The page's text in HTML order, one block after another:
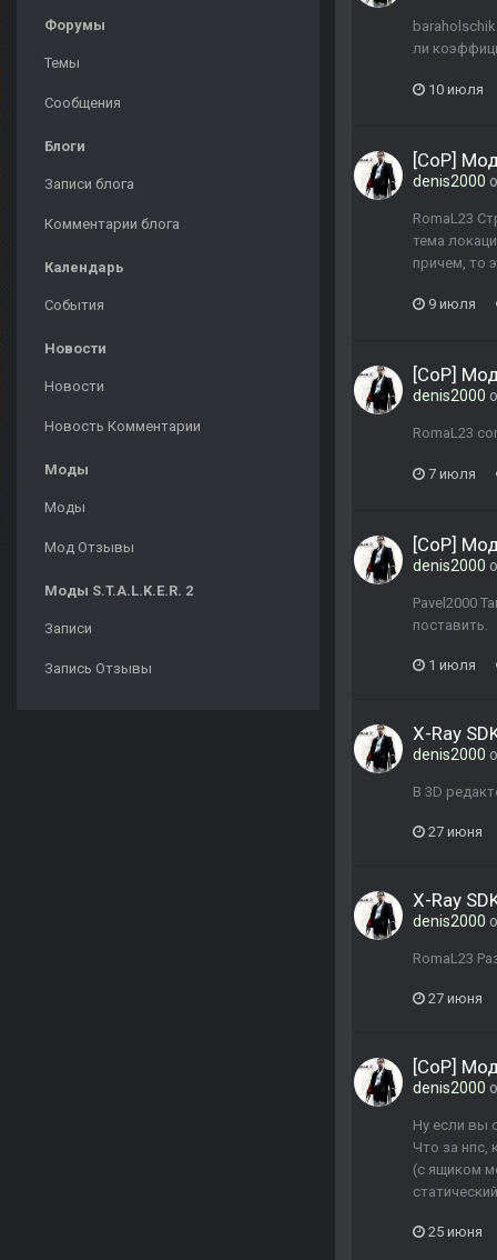
Форумы
Темы
Сообщения
Блоги
Записи блога
Комментарии блога
Календарь
События
Новости
Новости
Новость Комментарии
Моды
Моды
Мод Отзывы
Моды S.T.A.L.K.E.R. 2
Записи
Запись Отзывы
ли
10 июля
[CoP]
denis2000
RomaL23
тема
причем, то
9 июля
[CoP]
denis2000
RomaL23
7 июля
[CoP]
denis2000
Pavel2000
поставить.
1 июля
X-Ray
denis2000
В 3D
27 июня
X-Ray
denis2000
RomaL23
27 июня
[CoP]
denis2000
Ну если вы
Что за нпс,
(с ящиком
25 июня